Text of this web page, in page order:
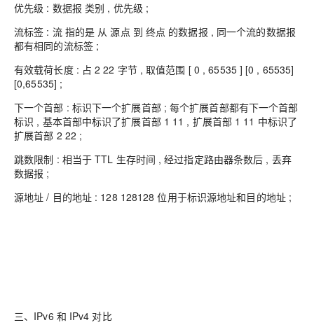
优先级 : 数据报 类别 , 优先级 ;
流标签 : 流 指的是 从 源点 到 终点 的数据报 , 同一个流的数据报
都有相同的流标签 ;
有效载荷长度 : 占 2 22 字节 , 取值范围 [ 0 , 65535 ] [0 , 65535]
[0,65535] ;
下一个首部 : 标识下一个扩展首部 ; 每个扩展首部都有下一个首部
标识 , 基本首部中标识了扩展首部 1 11 , 扩展首部 1 11 中标识了
扩展首部 2 22 ;
跳数限制 : 相当于 TTL 生存时间 , 经过指定路由器条数后 , 丢弃
数据报 ;
源地址 / 目的地址 : 128 128128 位用于标识源地址和目的地址 ;
三、IPv6 和 IPv4 对比